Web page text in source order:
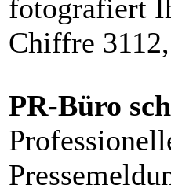
fotografiert
Chiffre
PR-Büro